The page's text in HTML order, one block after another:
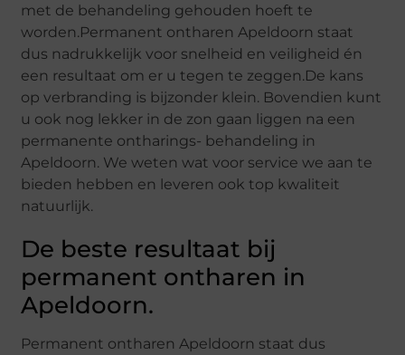
met de behandeling gehouden hoeft te
worden.Permanent ontharen Apeldoorn staat
dus nadrukkelijk voor snelheid en veiligheid én
een resultaat om er u tegen te zeggen.De kans
op verbranding is bijzonder klein. Bovendien kunt
u ook nog lekker in de zon gaan liggen na een
permanente ontharings- behandeling in
Apeldoorn. We weten wat voor service we aan te
bieden hebben en leveren ook top kwaliteit
natuurlijk.
De beste resultaat bij
permanent ontharen in
Apeldoorn.
Permanent ontharen Apeldoorn staat dus